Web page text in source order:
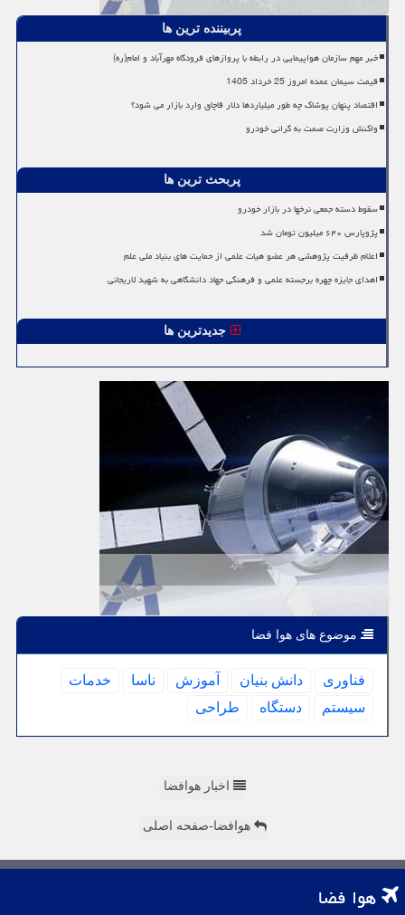
پربیننده ترین ها
خبر مهم سازمان هواپیمایی در رابطه با پروازهای فرودگاه مهرآباد و امام(ره)
قیمت سیمان عمده امروز 25 خرداد 1405
اقتصاد پنهان پوشاک چه طور میلیاردها دلار قاچاق وارد بازار می شود؟
واکنش وزارت صمت به گرانی خودرو
پربحث ترین ها
سقوط دسته جمعی نرخها در بازار خودرو
پژوپارس ۶۴۰ میلیون تومان شد
اعلام ظرفیت پژوهشی هر عضو هیات علمی از حمایت های بنیاد ملی علم
اهدای جایزه چهره برجسته علمی و فرهنگی جهاد دانشگاهی به شهید لاریجانی
جدیدترین ها
موضوع های هوا فضا
فناوری دانش بنیان آموزش ناسا
خدمات
سیستم
دستگاه طراحی
اخبار هوافضا
هوافضا-صفحه اصلی
هوا فضا